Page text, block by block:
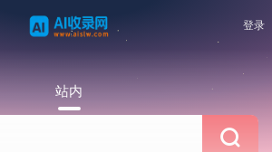
登录
站内